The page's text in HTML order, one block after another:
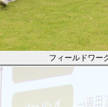
フィールドワー